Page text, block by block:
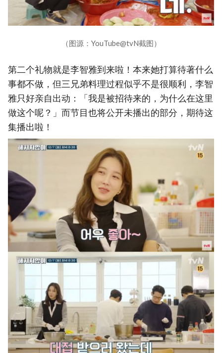
（图源：YouTube@tvN截图）
第二个礼物就是李智雅到来啦！本来她打算待著什么
事都不做，但三兄弟料理过程似乎不是很顺利，李智
雅只好亲自出动：「我是被招待来的，为什么在这里
做这个呢？」而节目也将公开未播出的部分，期待这
集播出啦！